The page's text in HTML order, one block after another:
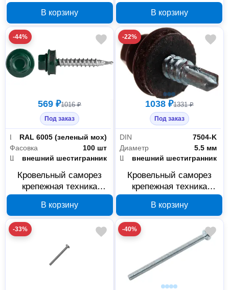
В корзину В корзину
-44%
569 ₽1016 ₽
Под заказ
Цвет RALRAL 6005 (зеленый мох)
Фасовка
100 шт
Шлицвнешний шестигранник
Кровельный саморез
крепежная техника
зеленый мох 100 шт
420269
В корзину
-22%
1038 ₽1331 ₽
Под заказ
DIN
7504-K
Диаметр
5.5 мм
Шлицвнешний шестигранник
Кровельный саморез
крепежная техника
мм, 250 шт
В корзину
-33% -40%